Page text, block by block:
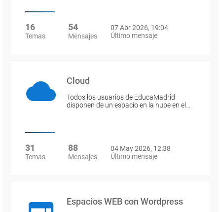
16
Temas
54
Mensajes
07 Abr 2026, 19:04
Último mensaje
Cloud
Todos los usuarios de EducaMadrid
disponen de un espacio en la nube en el…
31
Temas
88
Mensajes
04 May 2026, 12:38
Último mensaje
Espacios WEB con Wordpress